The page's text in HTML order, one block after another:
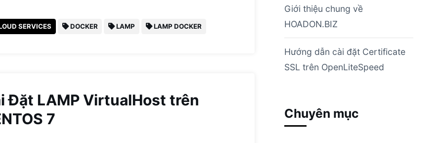
SERVICES DOCKER LAMP LAMP DOCKER
Đặt LAMP VirtualHost trên
7
Giới thiệu chung về
HOADON.BIZ
Hướng dẫn cài đặt Certificate
SSL trên OpenLiteSpeed
Chuyên mục